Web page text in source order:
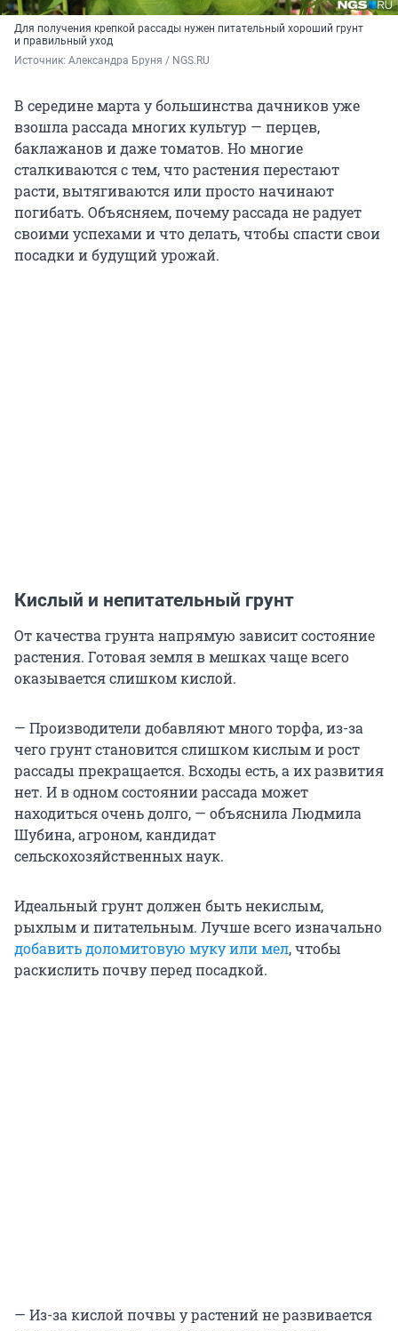
Для получения крепкой рассады нужен питательный хороший грунт
и правильный уход
Источник: Александра Бруня / NGS.RU
В середине марта у большинства дачников уже
взошла рассада многих культур — перцев,
баклажанов и даже томатов. Но многие
сталкиваются с тем, что растения перестают
расти, вытягиваются или просто начинают
погибать. Объясняем, почему рассада не радует
своими успехами и что делать, чтобы спасти свои
посадки и будущий урожай.
Кислый и непитательный грунт
От качества грунта напрямую зависит состояние
растения. Готовая земля в мешках чаще всего
оказывается слишком кислой.
— Производители добавляют много торфа, из-за
чего грунт становится слишком кислым и рост
рассады прекращается. Всходы есть, а их развития
нет. И в одном состоянии рассада может
находиться очень долго, — объяснила Людмила
Шубина, агроном, кандидат
сельскохозяйственных наук.
Идеальный грунт должен быть некислым,
рыхлым и питательным. Лучше всего изначально
добавить доломитовую муку или мел, чтобы
раскислить почву перед посадкой.
— Из-за кислой почвы у растений не развивается